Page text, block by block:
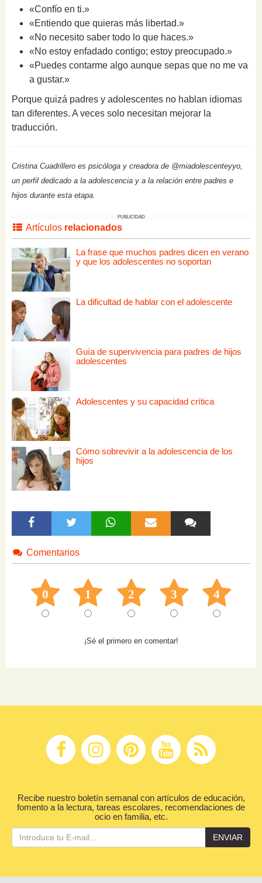
«Confío en ti.»
«Entiendo que quieras más libertad.»
«No necesito saber todo lo que haces.»
«No estoy enfadado contigo; estoy preocupado.»
«Puedes contarme algo aunque sepas que no me va
a gustar.»
Porque quizá padres y adolescentes no hablan idiomas
tan diferentes. A veces solo necesitan mejorar la
traducción.
Cristina Cuadrillero es psicóloga y creadora de @miadolescenteyyo,
un perfil dedicado a la adolescencia y a la relación entre padres e
hijos durante esta etapa.
PUBLICIDAD
Artículos relacionados
La frase que muchos padres dicen en verano
y que los adolescentes no soportan
La dificultad de hablar con el adolescente
Guía de supervivencia para padres de hijos
adolescentes
Adolescentes y su capacidad crítica
Cómo sobrevivir a la adolescencia de los
hijos
Comentarios
0 1 2 3 4
¡Sé el primero en comentar!
Recibe nuestro boletín semanal con artículos de educación,
fomento a la lectura, tareas escolares, recomendaciones de
ocio en familia, etc.
ENVIAR